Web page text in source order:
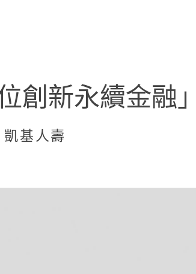
創新永續金融
基人壽